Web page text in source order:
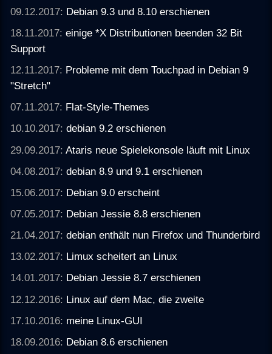
09.12.2017: Debian 9.3 und 8.10 erschienen
18.11.2017:einige *X Distributionen beenden 32 Bit
Support
12.11.2017: Probleme mit dem Touchpad in Debian 9
"Stretch"
07.11.2017: Flat-Style-Themes
10.10.2017:debian 9.2 erschienen
29.09.2017:Ataris neue Spielekonsole läuft mit Linux
04.08.2017:debian 8.9 und 9.1 erschienen
15.06.2017: Debian 9.0 erscheint
07.05.2017: Debian Jessie 8.8 erschienen
21.04.2017:debian enthält nun Firefox und Thunderbird
13.02.2017: Limux scheitert an Linux
14.01.2017: Debian Jessie 8.7 erschienen
12.12.2016: Linux auf dem Mac, die zweite
17.10.2016: meine Linux-GUI
18.09.2016: Debian 8.6 erschienen